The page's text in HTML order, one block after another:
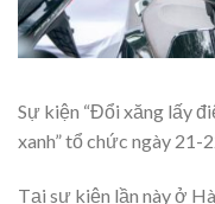
Sự kiện “Đổi xăng lấy
xanh” tổ chức ngày
Tại sự kiện lần này ở